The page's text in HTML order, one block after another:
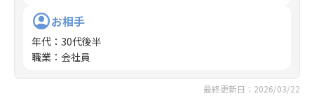
お相手
年代 ： 30代後半
職業 ： 会社員
最終更新日：2026/03/22